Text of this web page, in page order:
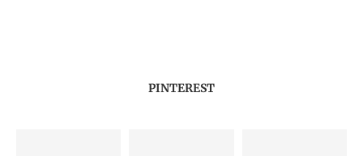
PINTEREST